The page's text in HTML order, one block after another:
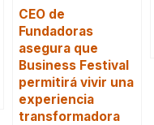
CEO de
Fundadoras
asegura que
Business Festival
permitirá vivir una
experiencia
transformadora